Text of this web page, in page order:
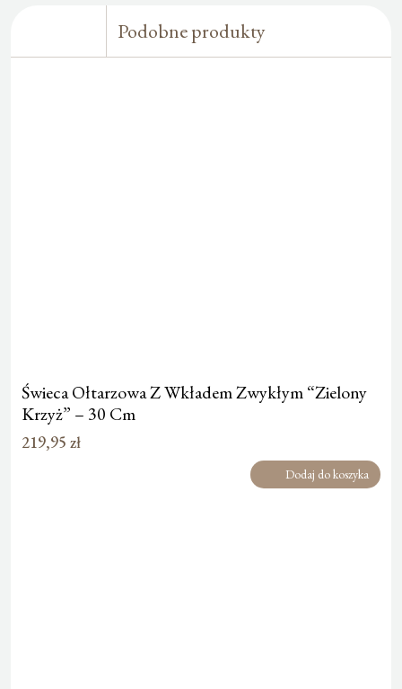
Podobne produkty
Świeca Ołtarzowa Z Wkładem Zwykłym “Zielony
Krzyż” – 30 Cm
219,95 zł
Dodaj do koszyka